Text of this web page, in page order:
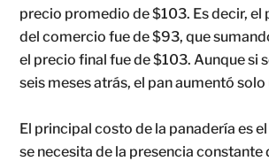
precio promedio de $103. Es decir, el
del comercio fue de $93, que
el precio final fue de $103. Aunque si
seis meses atrás, el pan aumentó solo
El principal costo de la panadería es
se necesita de la presencia constante